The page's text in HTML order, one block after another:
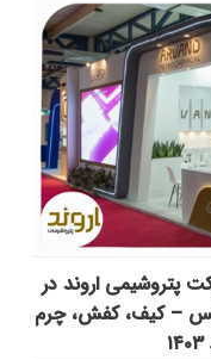
پتروشیمی اروند در
– کیف، کفش، چرم